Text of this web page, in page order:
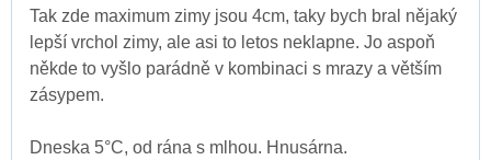
Tak zde maximum zimy jsou 4cm, taky bych bral nějaký
lepší vrchol zimy, ale asi to letos neklapne. Jo aspoň
někde to vyšlo parádně v kombinaci s mrazy a větším
zásypem.
Dneska 5°C, od rána s mlhou. Hnusárna.